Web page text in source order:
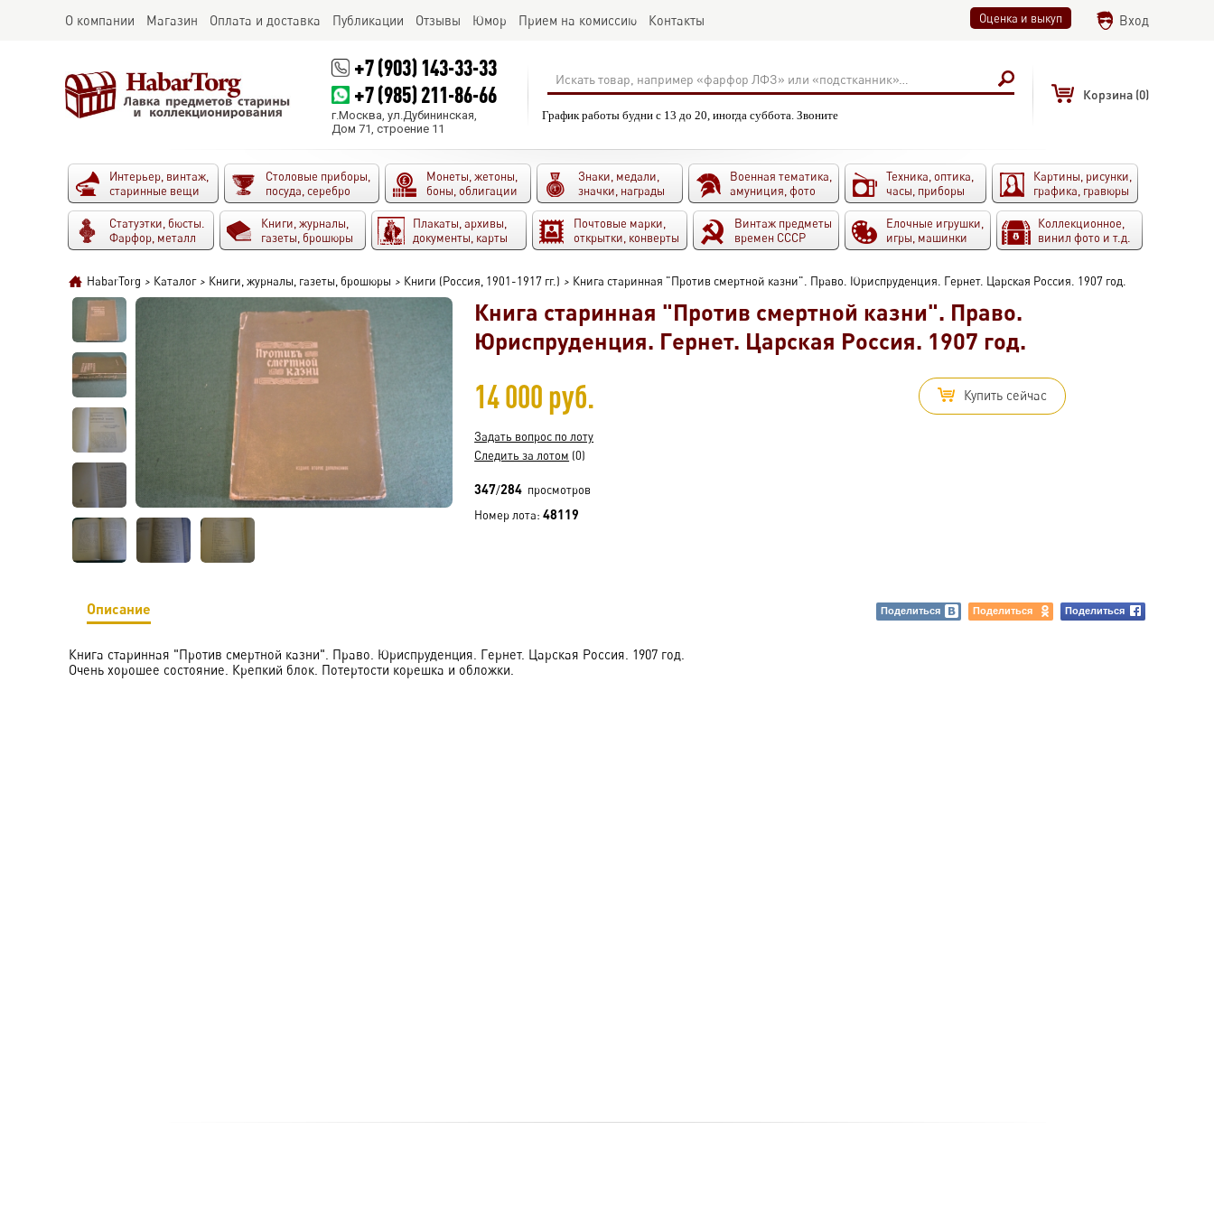
О компании Магазин Оплата и доставка Публикации Отзывы Юмор Прием на комиссию Контакты Оценка и выкуп Вход
+7 (903) 143-33-33
+7 (985) 211-86-66
г.Москва, ул.Дубининская,
Дом 71, строение 11
График работы будни с 13 до 20, иногда суббота. Звоните
Корзина (0)
Интерьер, винтаж,
старинные вещи
Столовые приборы,
посуда, серебро
Монеты, жетоны,
боны, облигации
Знаки, медали,
значки, награды
Военная тематика,
амуниция, фото
Техника, оптика,
часы, приборы
Картины, рисунки,
графика, гравюры
Статуэтки, бюсты.
Фарфор, металл
Книги, журналы,
газеты, брошюры
Плакаты, архивы,
документы, карты
Почтовые марки,
открытки, конверты
Винтаж предметы
времен СССР
Елочные игрушки,
игры, машинки
Коллекционное,
винил фото и т.д.
HabarTorg > Каталог > Книги, журналы, газеты, брошюры > Книги (Россия, 1901-1917 гг.) > Книга старинная "Против смертной казни". Право. Юриспруденция. Гернет. Царская Россия. 1907 год.
Книга старинная "Против смертной казни". Право.
Юриспруденция. Гернет. Царская Россия. 1907 год.
14 000 руб. Купить сейчас
Задать вопрос по лоту
Следить за лотом (0)
347/284 просмотров
Номер лота:48119
Описание Поделиться Поделиться Поделиться
Книга старинная "Против смертной казни". Право. Юриспруденция. Гернет. Царская Россия. 1907 год.
Очень хорошее состояние. Крепкий блок. Потертости корешка и обложки.